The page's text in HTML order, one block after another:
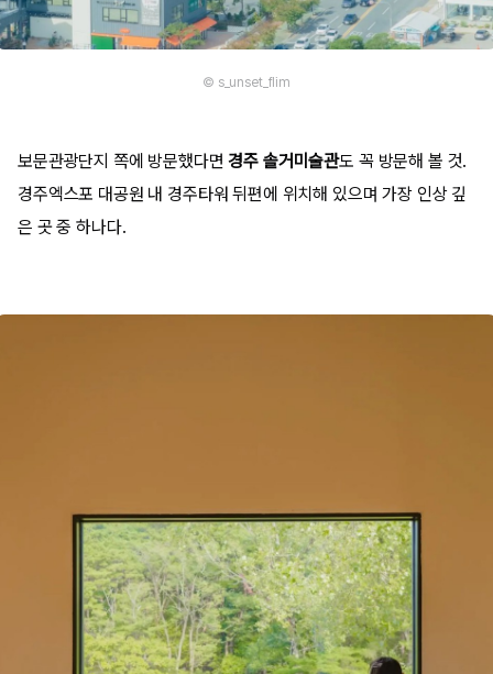
© s_unset_flim
보문관광단지 쪽에 방문했다면경주 솔거미술관도 꼭 방문해 볼 것.
경주엑스포 대공원 내 경주타워 뒤편에 위치해 있으며 가장 인상 깊
은 곳 중 하나다.